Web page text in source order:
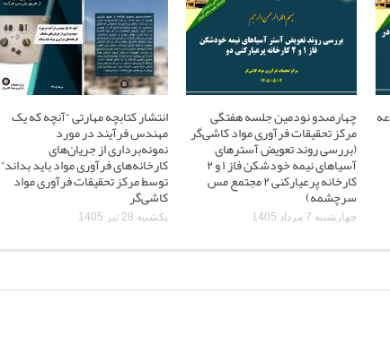
چهارصدو نودمین جلسه هفتگی
مرکز تحقیقات فرآوری مواد کاشی‌گر
(بررسی روند تعویض آسترهای
آسیاهای نیمه خودشکن فاز ۱ و ۲
کارخانه پرعیارکنی ۲ مجتمع مس
سرچشمه)
چهارشنبه 7 مرداد 1405
انتشار کتابچه مهارتی “آنچه که یک
مهندس فرآیند در مورد
نمونه‌برداری از جریان‌های
کارخانه‌های فرآوری مواد باید بداند”
توسط مرکز تحقیقات فرآوری مواد
کاشی‌گر
یکشنبه 28 تیر 1405